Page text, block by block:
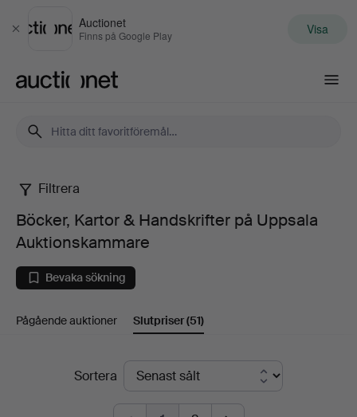
Stäng
Auctionet
Finns på Google Play Visa
Böcker,
Kartor
&
Handskrifter
Uppsala
Filtrera
Böcker, Kartor & Handskrifter på Uppsala
Auktionskammare
Bevaka sökning
Pågående auktioner Slutpriser(51)
SlutpriserSortera